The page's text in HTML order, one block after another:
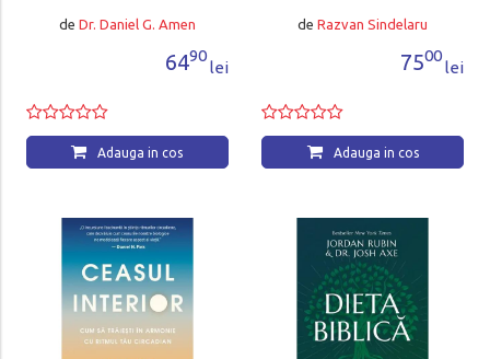
de Dr. Daniel G. Amen
6490
lei
Adauga in cos
de Razvan Sindelaru
7500
lei
Adauga in cos